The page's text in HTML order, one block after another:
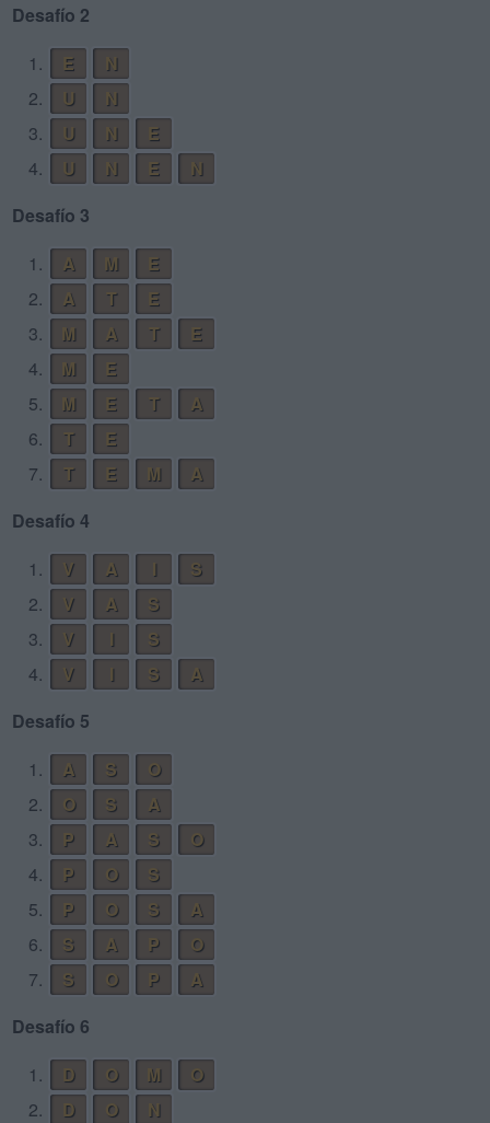
Desafío 2
1.
E
N
2.
U
N
3.
U N
E
4.
U N E
N
Desafío 3
1.
A M
E
2.
A T
E
3.
M A T
E
4.
M
E
5.
M E T
A
6.
T
E
7.
T E M
A
Desafío 4
1.
V A
S
2.
V A
S
3.
V
S
4.
V S
A
Desafío 5
1.
A S
O
2.
O S
A
3.
P A S
O
4.
P O
S
5.
P O S
A
6.
S A P
O
7.
S O P
A
Desafío 6
1.
D O M
O
2.
D O
N